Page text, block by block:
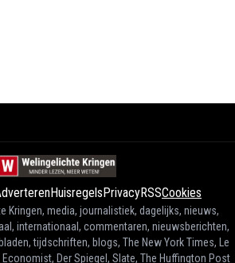
Huisregels PrivacyRSSCookies
Kringen, media, journalistiek, dagelijks, nieuws,
internationaal, commentaren, nieuwsberichten,
tijdschriften, blogs, The New York Times, Le
Economist, Der Spiegel, Slate, The Huffington Post